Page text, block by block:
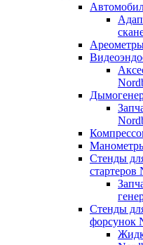
Стенды
стартеров
Стенды
форсунок